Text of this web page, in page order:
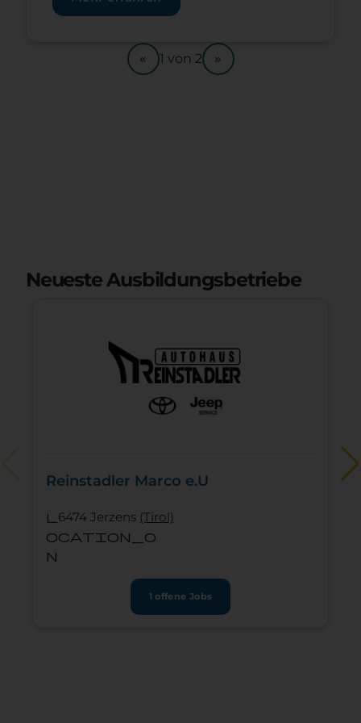
gemeinsam mit uns unsere
ambitionierten Ziele erreichen wollen.
suchen wir: Lehrling Konstrukteur
(m/w/d) Schwerpunkt Elektrotechnik
« 1 von 2 »
Neueste Ausbildungsbetriebe
Reinstadler Marco e.U
l
ocation_o
n
6474 Jerzens (Tirol)
1 offene Jobs